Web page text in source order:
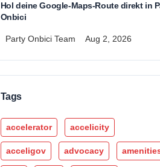
Hol deine Google-Maps-Route direkt in
Onbici
Party Onbici Team Aug 2, 2026
Tags
accelerator accelicity
acceligov advocacy